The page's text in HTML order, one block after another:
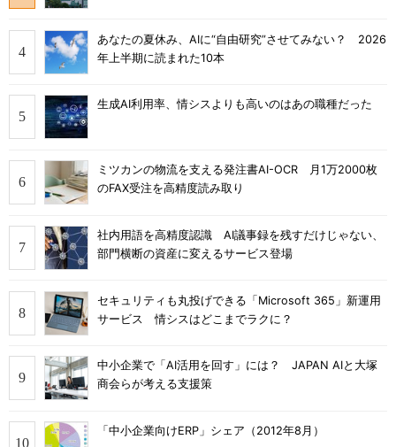
あなたの夏休み、AIに“自由研究”させてみない？ 2026
年上半期に読まれた10本
生成AI利用率、情シスよりも高いのはあの職種だった
ミツカンの物流を支える発注書AI-OCR 月1万2000枚
のFAX受注を高精度読み取り
社内用語を高精度認識 AI議事録を残すだけじゃない、
部門横断の資産に変えるサービス登場
セキュリティも丸投げできる「Microsoft 365」新運用
サービス 情シスはどこまでラクに？
中小企業で「AI活用を回す」には？ JAPAN AIと大塚
商会らが考える支援策
「中小企業向けERP」シェア（2012年8月）